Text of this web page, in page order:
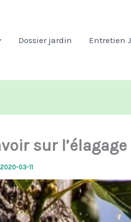
Dossier jardin Entretien
sur
2020-03-11